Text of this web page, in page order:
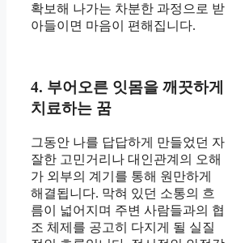
확보해 나가는 차분한 과정으로 받
아들이면 마음이 편해집니다.
4. 부어오른 잇몸을 깨끗하게
치료하는 꿈
그동안 나를 답답하게 만들었던 자
잘한 고민거리나 대인관계의 오해
가 외부의 계기를 통해 원만하게
해결됩니다. 막혀 있던 소통의 흐
름이 넓어지며 주변 사람들과의 협
조 체제를 공고히 다지게 될 실질